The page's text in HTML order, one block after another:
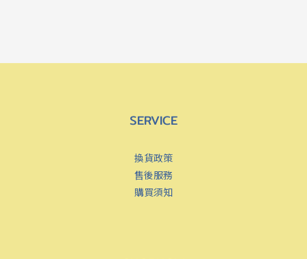
SERVICE
換貨政策
售後服務
購買須知